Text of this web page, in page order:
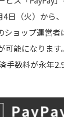
日（火）から
ョップ運営者
可能になりま
手数料が永年